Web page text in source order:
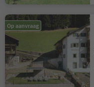
Op aanvraag